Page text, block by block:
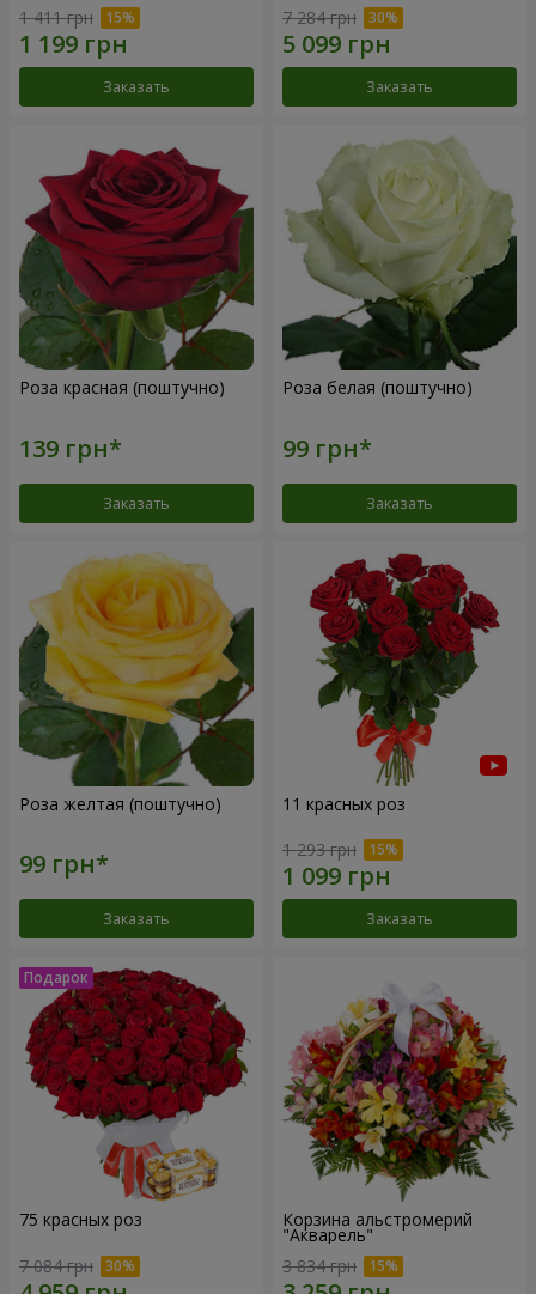
1 411 грн
Заказать
7 284 грн
Заказать
Роза красная (поштучно)
Заказать
Роза белая (поштучно)
Заказать
Роза желтая (поштучно)
Заказать
11 красных роз
1 293 грн
Заказать
75 красных роз
7 084 грн
Корзина альстромерий
"Акварель"
3 834 грн